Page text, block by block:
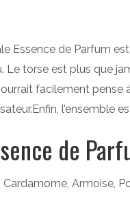
Essence de Parfum
Le torse est plus que
facilement pense
l’ensemble
de
Armoise,